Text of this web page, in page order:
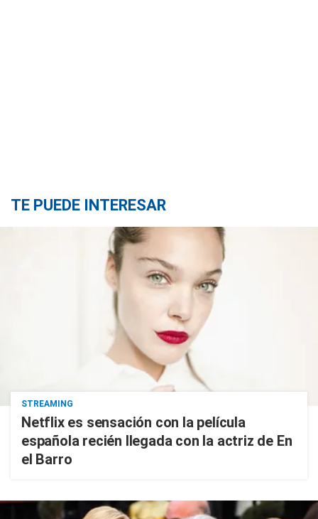
TE PUEDE INTERESAR
STREAMING
Netflix es sensación con la película
española recién llegada con la actriz de En
el Barro